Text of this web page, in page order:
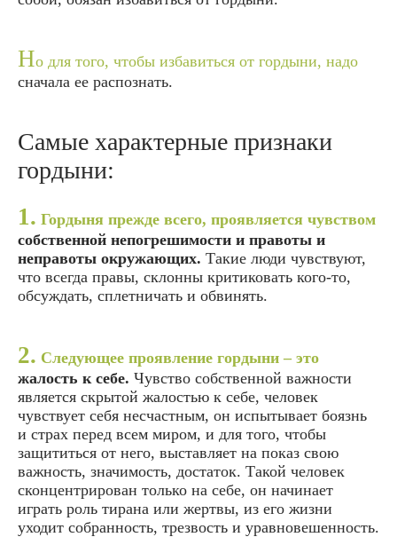
Но для того, чтобы избавиться от гордыни, надо
сначала ее распознать.
Самые характерные признаки
гордыни:
1. Гордыня прежде всего, проявляется чувством
собственной непогрешимости и правоты и
неправоты окружающих. Такие люди чувствуют,
что всегда правы, склонны критиковать кого-то,
обсуждать, сплетничать и обвинять.
2. Следующее проявление гордыни – это
жалость к себе. Чувство собственной важности
является скрытой жалостью к себе, человек
чувствует себя несчастным, он испытывает боязнь
и страх перед всем миром, и для того, чтобы
защититься от него, выставляет на показ свою
важность, значимость, достаток. Такой человек
сконцентрирован только на себе, он начинает
играть роль тирана или жертвы, из его жизни
уходит собранность, трезвость и уравновешенность.